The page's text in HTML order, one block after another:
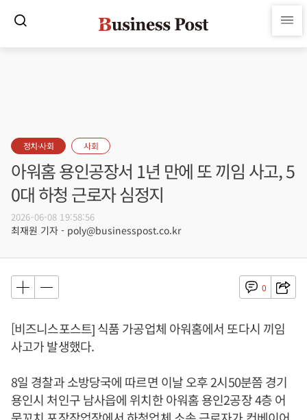
정치·사회 사회
아워홈 용인공장서 1년 만에 또 끼임 사고, 5
0대 하청 근로자 심정지
2026-06-08 19:58:56
최재원 기자 - poly@businesspost.co.kr
0
[비즈니스포스트] 식품 가공업체 아워홈에서 또다시 끼임
사고가 발생했다.
8일 경찰과 소방당국에 따르면 이날 오후 2시50분쯤 경기
용인시 처인구 남사읍에 위치한 아워홈 용인2공장 4층 어